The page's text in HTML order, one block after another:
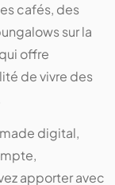
cafés, des
sur la
offre
de vivre des
digital,
apporter avec